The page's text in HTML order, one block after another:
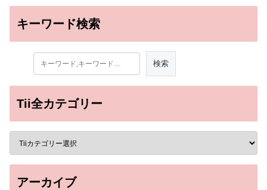
キーワード検索
Tii全カテゴリー
アーカイブ